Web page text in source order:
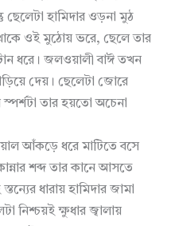
ছেলেটা হামিদার ওড়না মুঠ
ওই মুঠোয় ভরে, ছেলে তার
ধরে। জলওয়ালী বাঈ তখন
দেয়। ছেলেটা জোরে
তার হয়তো অচেনা
আঁকড়ে ধরে মাটিতে বসে
শব্দ তার কানে আসতে
ধারায় হামিদার জামা
নিশ্চয়ই ক্ষুধার জ্বালায়